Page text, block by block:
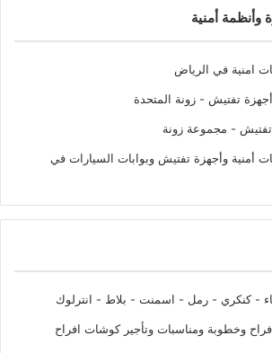
وأنظمة أمنية
امنية في الرياض
تفتيش - زونة المتحدة
تفتيش - مجموعة زونة
أمنية وأجهزة تفتيش وبوابات السيارات في
- كنكري - رمل - اسمنت - بلاط - انترلوك
وخطوبة ومناسبات وتأجير كوشات افراح